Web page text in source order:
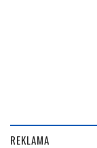
REKLAMA